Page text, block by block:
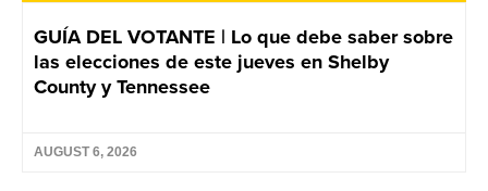
GUÍA DEL VOTANTE | Lo que debe saber sobre
las elecciones de este jueves en Shelby
County y Tennessee
AUGUST 6, 2026